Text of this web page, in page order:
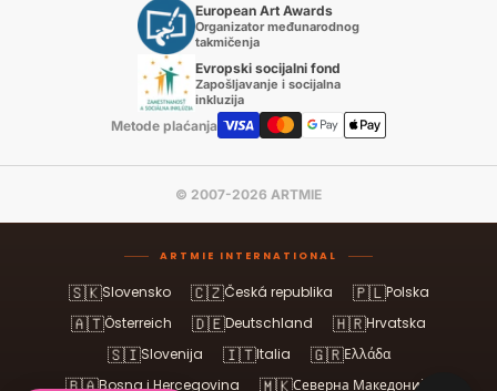
European Art Awards
Organizator međunarodnog
takmičenja
Evropski socijalni fond
Zapošljavanje i socijalna
inkluzija
Metode plaćanja
© 2007-2026 ARTMIE
ARTMIE INTERNATIONAL
🇸🇰Slovensko 🇨🇿Česká republika 🇵🇱Polska
🇦🇹Österreich 🇩🇪Deutschland 🇭🇷Hrvatska
🇸🇮Slovenija 🇮🇹Italia 🇬🇷Ελλάδα
🇧🇦Bosna i Hercegovina 🇲🇰Северна Македонија